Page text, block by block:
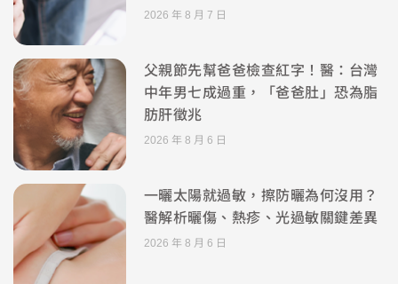
2026 年 8 月 7 日
父親節先幫爸爸檢查紅字！醫：台灣
中年男七成過重，「爸爸肚」恐為脂
肪肝徵兆
2026 年 8 月 6 日
一曬太陽就過敏，擦防曬為何沒用？
醫解析曬傷、熱疹、光過敏關鍵差異
2026 年 8 月 6 日